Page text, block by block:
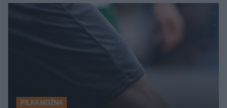
PIŁKA NOŻNA